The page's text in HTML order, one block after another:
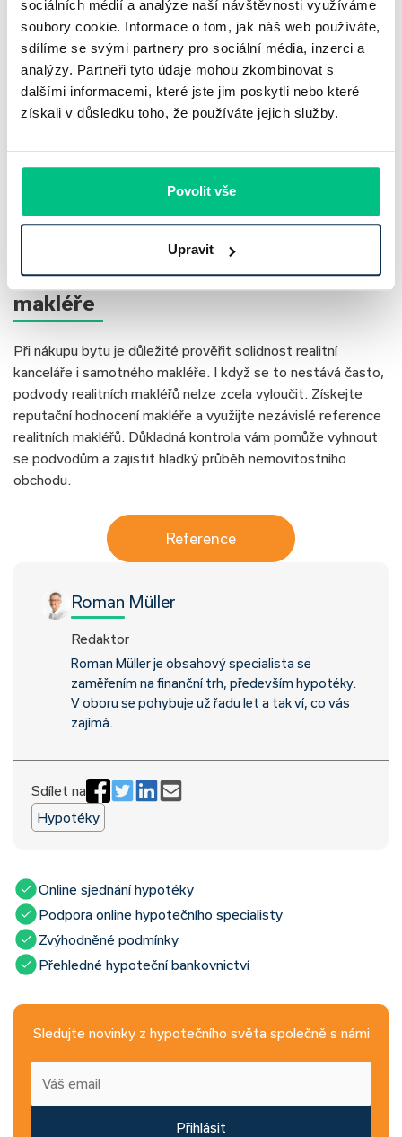
sociálních médií a analýze naší návštěvnosti využíváme
soubory cookie. Informace o tom, jak náš web používáte,
sdílíme se svými partnery pro sociální média, inzerci a
analýzy. Partneři tyto údaje mohou zkombinovat s
dalšími informacemi, které jste jim poskytli nebo které
získali v důsledku toho, že používáte jejich služby.
Povolit vše
Upravit
a plyn. Každý majitel bytu se rovněž podílí na úhradě
společných služeb. Jedná se například o úklid společných
prostor, energie spotřebované v těchto prostorách,
pojištění nemovitosti, účetní a právní služby SVJ nebo
odměny výkonných členů SVJ.
fondu oprav, z něhož jsou financovány větší plánované
na nečekané výdaje nebo mimořádné situace, které nejsou
pokryty běžnými příspěvky do fondu oprav.
Prověření realitní kanceláře a
makléře
Při nákupu bytu je důležité prověřit solidnost realitní
kanceláře i samotného makléře. I když se to nestává často,
podvody realitních makléřů nelze zcela vyloučit. Získejte
reputační hodnocení makléře a využijte nezávislé reference
realitních makléřů. Důkladná kontrola vám pomůže vyhnout
se podvodům a zajistit hladký průběh nemovitostního
obchodu.
Reference
Roman Müller
Redaktor
Roman Müller je obsahový specialista se
zaměřením na finanční trh, především hypotéky.
V oboru se pohybuje už řadu let a tak ví, co vás
zajímá.
Sdílet na
Hypotéky
Online sjednání hypotéky
Podpora online hypotečního specialisty
Zvýhodněné podmínky
Přehledné hypoteční bankovnictví
Sledujte novinky z hypotečního světa společně s námi
Přihlásit